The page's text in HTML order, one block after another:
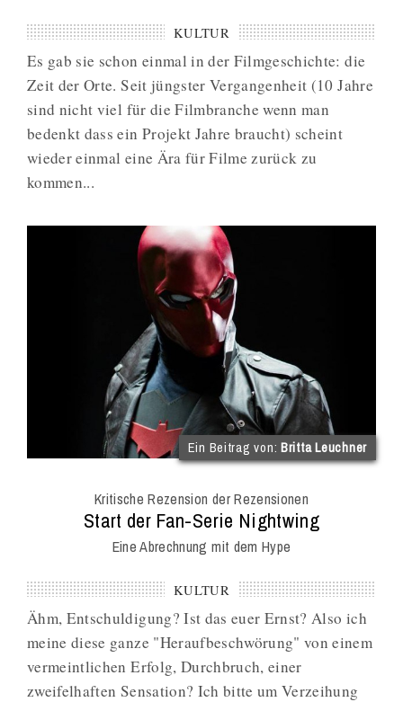
KULTUR
Es gab sie schon einmal in der Filmgeschichte: die
Zeit der Orte. Seit jüngster Vergangenheit (10 Jahre
sind nicht viel für die Filmbranche wenn man
bedenkt dass ein Projekt Jahre braucht) scheint
wieder einmal eine Ära für Filme zurück zu
kommen...
Ein Beitrag von:Britta Leuchner
Kritische Rezension der Rezensionen
:
Start der Fan-Serie Nightwing
Eine Abrechnung mit dem Hype
KULTUR
Ähm, Entschuldigung? Ist das euer Ernst? Also ich
meine diese ganze "Heraufbeschwörung" von einem
vermeintlichen Erfolg, Durchbruch, einer
zweifelhaften Sensation? Ich bitte um Verzeihung